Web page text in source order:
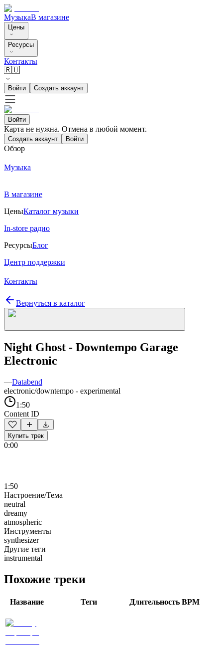
МузыкаВ магазине
Цены
Ресурсы
Контакты
🇷🇺
Войти Создать аккаунт
Войти
Карта не нужна. Отмена в любой момент.
Создать аккаунт Войти
Обзор
Музыка
В магазине
ЦеныКаталог музыки
In-store радио
РесурсыБлог
Центр поддержки
Контакты
Вернуться в каталог
Night Ghost - Downtempo Garage
Electronic
—Databend
electronic/downtempo - experimental
1:50
Content ID
Купить трек
0:00
1:50
Настроение/Тема
neutral
dreamy
atmospheric
Инструменты
synthesizer
Другие теги
instrumental
Похожие треки
Название Теги Длительность BPM